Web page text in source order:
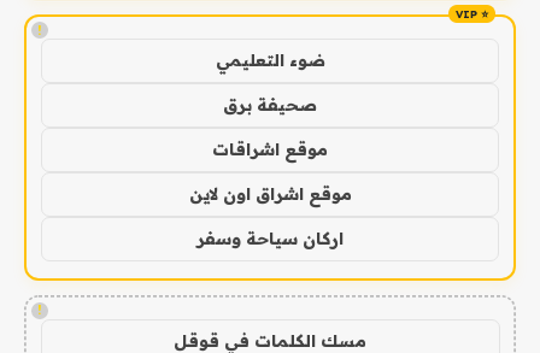
!
ضوء التعليمي
صحيفة برق
موقع اشراقات
موقع اشراق اون لاين
اركان سياحة وسفر
!
مسك الكلمات في قوقل